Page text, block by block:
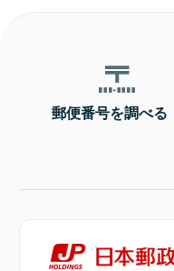
郵便番号を調べる